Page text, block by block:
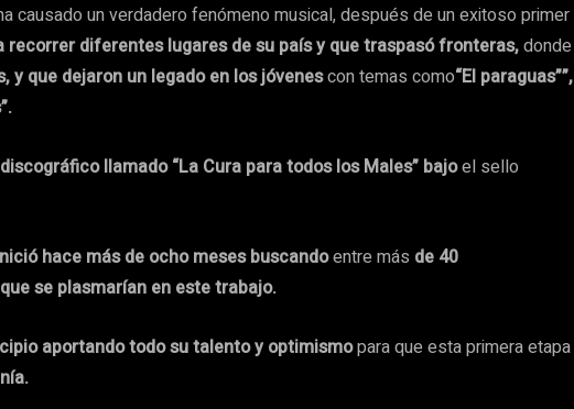
causado un verdadero fenómeno musical, después de un exitoso primer
recorrer diferentes lugares de su país y que traspasó fronteras,donde
y que dejaron un legado en los jóvenescon temas como“El paraguas””,
llamado “La Cura para todos los Males” bajoel sello
hace más de ocho meses buscandoentre más de 40
se plasmarían en este trabajo.
aportando todo su talento y optimismopara que esta primera etapa